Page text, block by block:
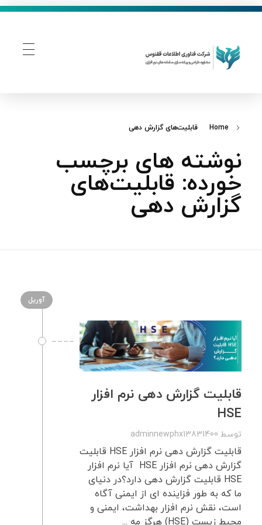
Home قابلیت‌های گزارش‌ دهی
نوشته های برچسب
خورده: قابلیت‌های
گزارش‌ دهی
آوریل
قابلیت گزارش ‌دهی نرم ‌افزار
HSE
توسط adminnewphx13831400
قابلیت گزارش ‌دهی نرم ‌افزار HSE قابلیت
گزارش ‌دهی نرم ‌افزار HSE آیا نرم افزار
HSE قابلیت گزارش دهی دارد؟در دنیای
ما که به طور فزاینده ای از ایمنی آگاه
است، نقش نرم افزار بهداشت، ایمنی و
محیط زیست (HSE) هرگز مه ...